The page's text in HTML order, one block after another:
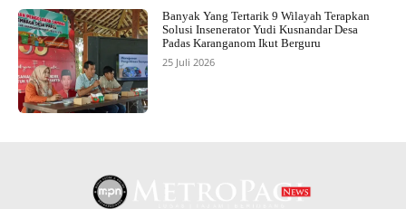
Banyak Yang Tertarik 9 Wilayah Terapkan
Solusi Insenerator Yudi Kusnandar Desa
Padas Karanganom Ikut Berguru
25 Juli 2026